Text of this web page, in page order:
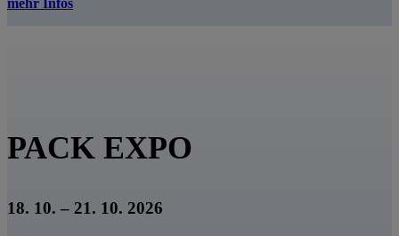
mehr Infos
PACK EXPO
18. 10. – 21. 10. 2026